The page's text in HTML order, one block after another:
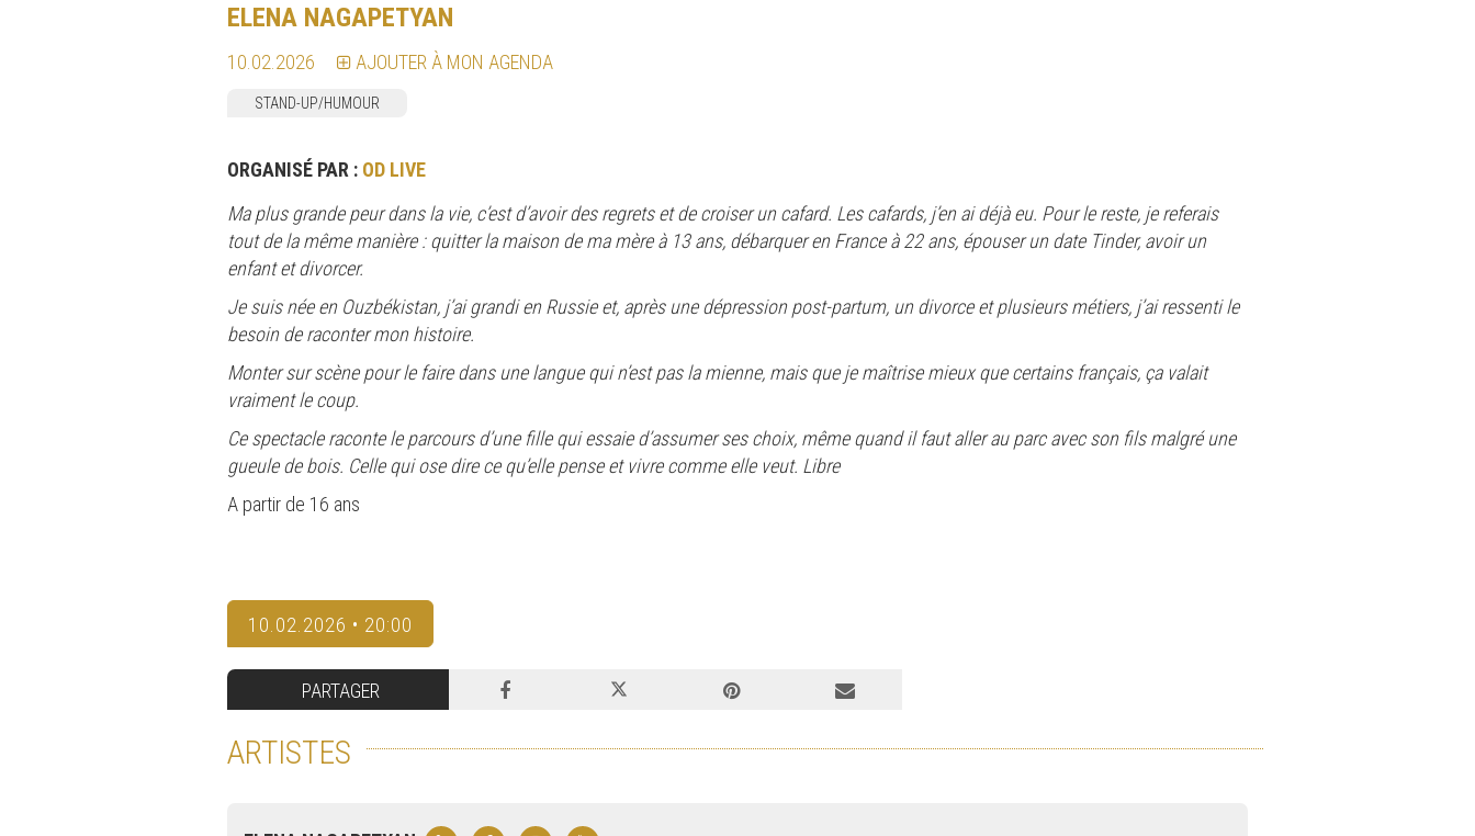
ELENA NAGAPETYAN
10.02.2026 AJOUTER À MON AGENDA
STAND-UP/HUMOUR
ORGANISÉ PAR : OD LIVE
Ma plus grande peur dans la vie, c’est d’avoir des regrets et de croiser un cafard. Les cafards, j’en ai déjà eu. Pour le reste, je referais
tout de la même manière : quitter la maison de ma mère à 13 ans, débarquer en France à 22 ans, épouser un date Tinder, avoir un
enfant et divorcer.
Je suis née en Ouzbékistan, j’ai grandi en Russie et, après une dépression post-partum, un divorce et plusieurs métiers, j’ai ressenti le
besoin de raconter mon histoire.
Monter sur scène pour le faire dans une langue qui n’est pas la mienne, mais que je maîtrise mieux que certains français, ça valait
vraiment le coup.
Ce spectacle raconte le parcours d’une fille qui essaie d’assumer ses choix, même quand il faut aller au parc avec son fils malgré une
gueule de bois. Celle qui ose dire ce qu’elle pense et vivre comme elle veut. Libre
A partir de 16 ans
10.02.2026 • 20:00
PARTAGER
ARTISTES